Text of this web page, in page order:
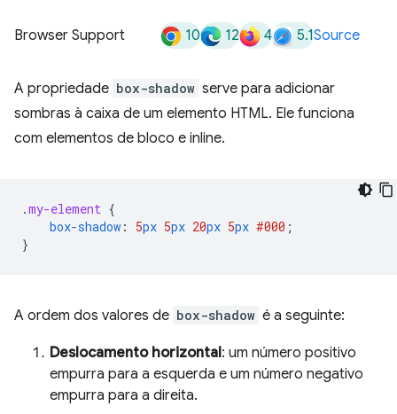
Browser Support 10 12 4 5.1Source
A propriedade box-shadow serve para adicionar
sombras à caixa de um elemento HTML. Ele funciona
com elementos de bloco e inline.
.my-element {
box-shadow : 5px 5px 20px 5px #000 ;
}
A ordem dos valores de box-shadow é a seguinte:
Deslocamento horizontal: um número positivo
empurra para a esquerda e um número negativo
empurra para a direita.